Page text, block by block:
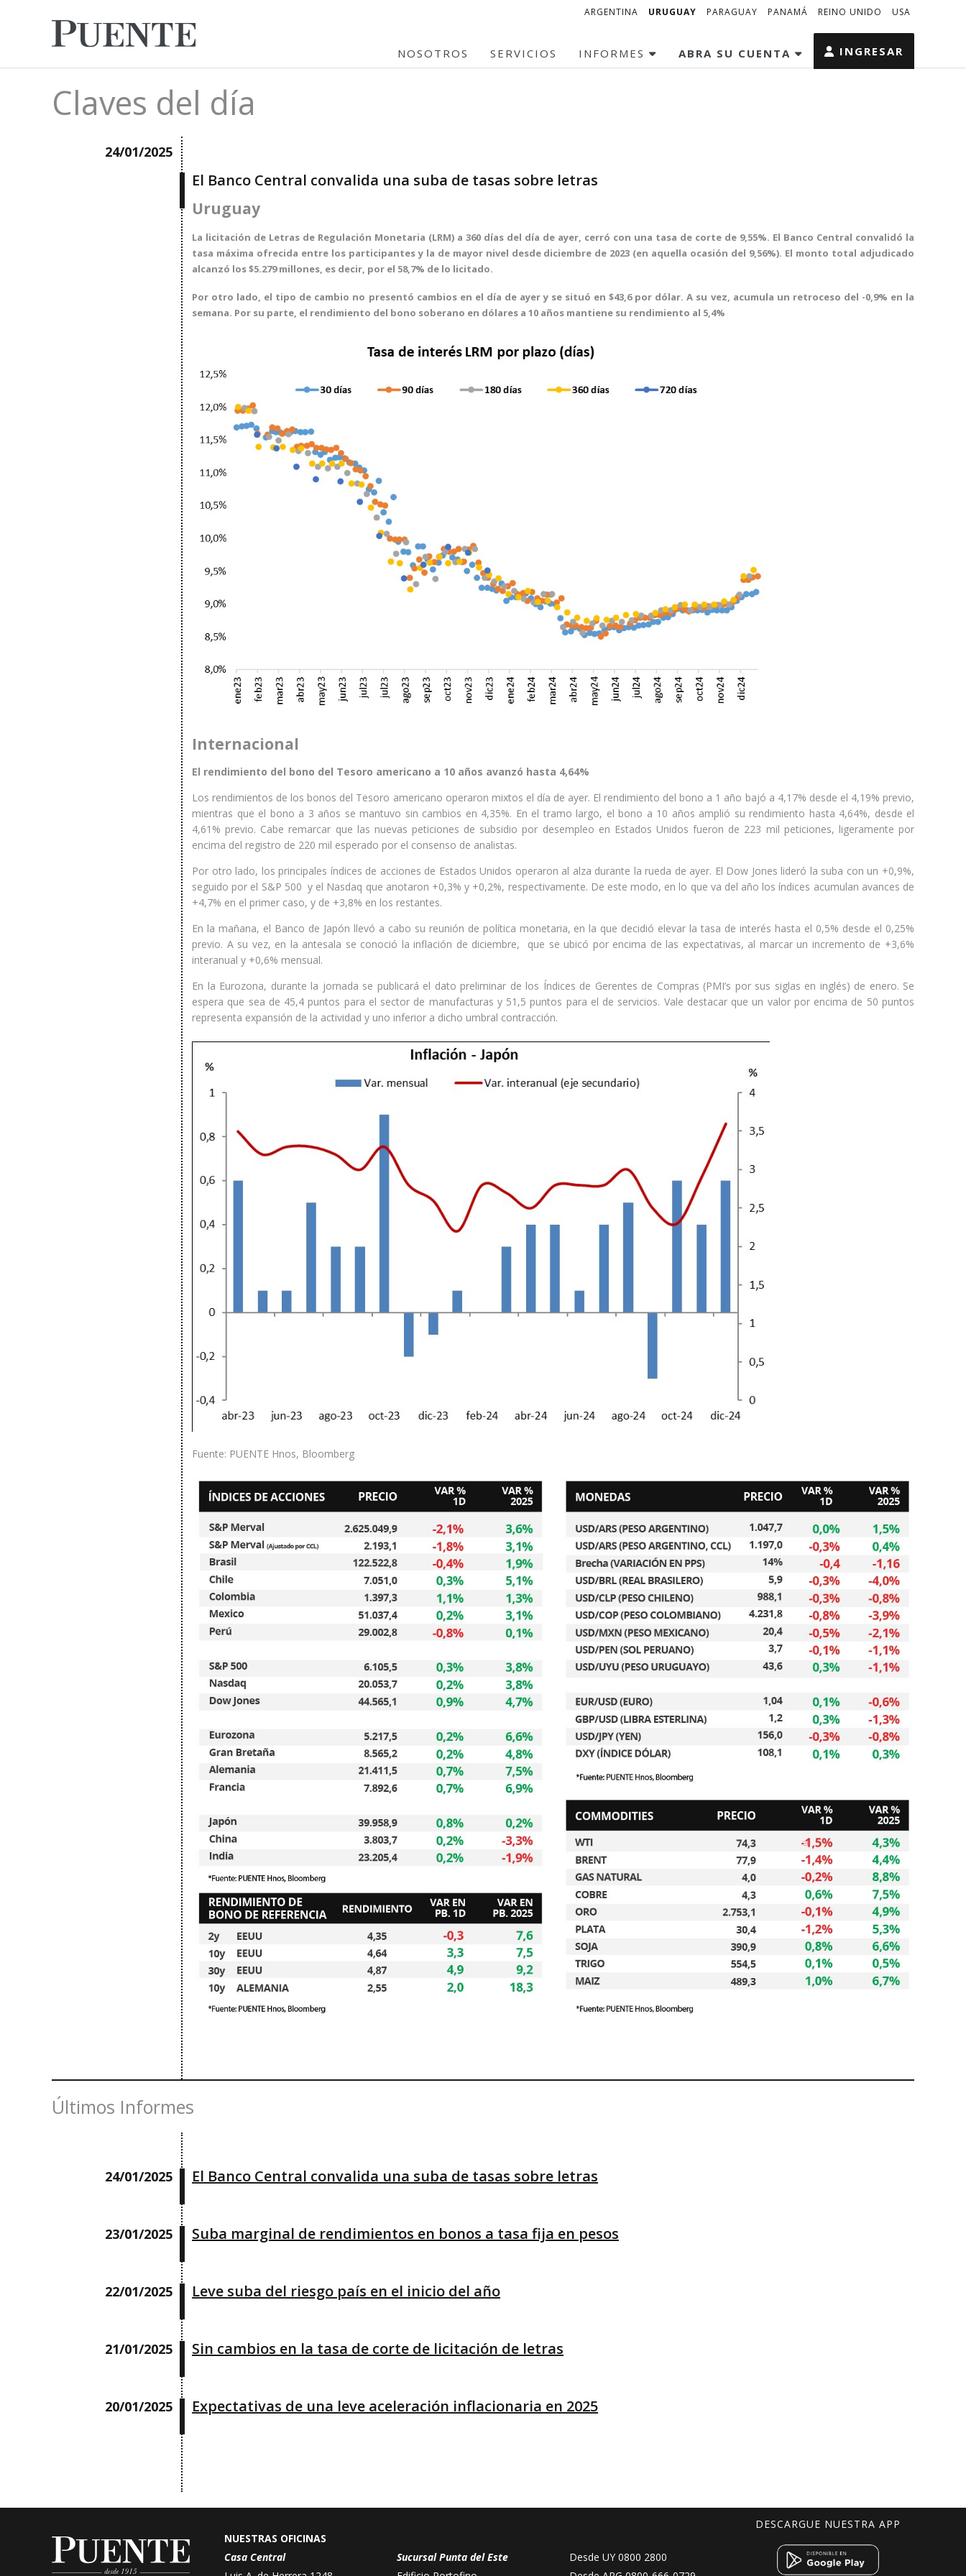
ARGENTINA URUGUAY PARAGUAY PANAMÁ REINO UNIDO USA
NOSOTROS SERVICIOS INFORMES ABRA SU CUENTA INGRESAR
Claves del día
24/01/2025
El Banco Central convalida una suba de tasas sobre letras
Uruguay
La licitación de Letras de Regulación Monetaria (LRM) a 360 días del día de ayer, cerró con una tasa de corte de 9,55%. El Banco Central convalidó la
tasa máxima ofrecida entre los participantes y la de mayor nivel desde diciembre de 2023 (en aquella ocasión del 9,56%). El monto total adjudicado
alcanzó los $5.279 millones, es decir, por el 58,7% de lo licitado.
Por otro lado, el tipo de cambio no presentó cambios en el día de ayer y se situó en $43,6 por dólar. A su vez, acumula un retroceso del -0,9% en la
semana. Por su parte, el rendimiento del bono soberano en dólares a 10 años mantiene su rendimiento al 5,4%
Internacional
El rendimiento del bono del Tesoro americano a 10 años avanzó hasta 4,64%
Los rendimientos de los bonos del Tesoro americano operaron mixtos el día de ayer. El rendimiento del bono a 1 año bajó a 4,17% desde el 4,19% previo,
mientras que el bono a 3 años se mantuvo sin cambios en 4,35%. En el tramo largo, el bono a 10 años amplió su rendimiento hasta 4,64%, desde el
4,61% previo. Cabe remarcar que las nuevas peticiones de subsidio por desempleo en Estados Unidos fueron de 223 mil peticiones, ligeramente por
encima del registro de 220 mil esperado por el consenso de analistas.
Por otro lado, los principales índices de acciones de Estados Unidos operaron al alza durante la rueda de ayer. El Dow Jones lideró la suba con un +0,9%,
seguido por el S&P 500 y el Nasdaq que anotaron +0,3% y +0,2%, respectivamente. De este modo, en lo que va del año los índices acumulan avances de
+4,7% en el primer caso, y de +3,8% en los restantes.
En la mañana, el Banco de Japón llevó a cabo su reunión de política monetaria, en la que decidió elevar la tasa de interés hasta el 0,5% desde el 0,25%
previo. A su vez, en la antesala se conoció la inflación de diciembre, que se ubicó por encima de las expectativas, al marcar un incremento de +3,6%
interanual y +0,6% mensual.
En la Eurozona, durante la jornada se publicará el dato preliminar de los Índices de Gerentes de Compras (PMI’s por sus siglas en inglés) de enero. Se
espera que sea de 45,4 puntos para el sector de manufacturas y 51,5 puntos para el de servicios. Vale destacar que un valor por encima de 50 puntos
representa expansión de la actividad y uno inferior a dicho umbral contracción.
Fuente: PUENTE Hnos, Bloomberg
Últimos Informes
24/01/2025 El Banco Central convalida una suba de tasas sobre letras
23/01/2025 Suba marginal de rendimientos en bonos a tasa fija en pesos
22/01/2025 Leve suba del riesgo país en el inicio del año
21/01/2025 Sin cambios en la tasa de corte de licitación de letras
20/01/2025 Expectativas de una leve aceleración inflacionaria en 2025
NUESTRAS OFICINAS
Casa Central
Sucursal Punta del Este
Desde UY 0800 2800
DESCARGUE NUESTRA APP